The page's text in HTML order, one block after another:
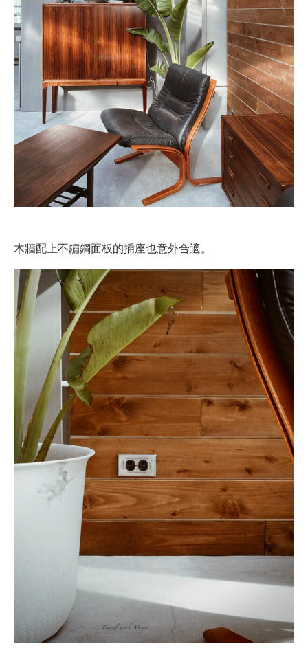
木牆配上不鏽鋼面板的插座也意外合適。